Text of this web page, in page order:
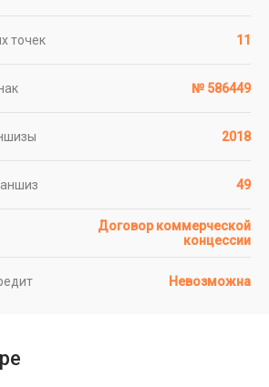
точек 11
№ 586449
2018
49
Договор коммерческой
концессии
Невозможна